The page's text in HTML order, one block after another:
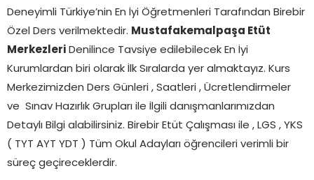
Deneyimli Türkiye’nin En İyi Öğretmenleri Tarafından Birebir
Özel Ders verilmektedir. Mustafakemalpaşa Etüt
Merkezleri
Denilince Tavsiye edilebilecek En İyi
Kurumlardan biri olarak İlk Sıralarda yer almaktayız. Kurs
Merkezimizden Ders Günleri , Saatleri , Ücretlendirmeler
ve Sınav Hazırlık Grupları ile İlgili danışmanlarımızdan
Detaylı Bilgi alabilirsiniz. Birebir Etüt Çalışması ile , LGS , YKS
( TYT AYT YDT ) Tüm Okul Adayları öğrencileri verimli bir
süreç geçireceklerdir.